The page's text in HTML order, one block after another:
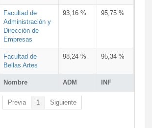
Nombre ADM INF
Facultad de
Administración y
Dirección de
Empresas
93,16 % 95,75 %
Facultad de
Bellas Artes
98,24 % 95,34 %
Previa 1 Siguiente